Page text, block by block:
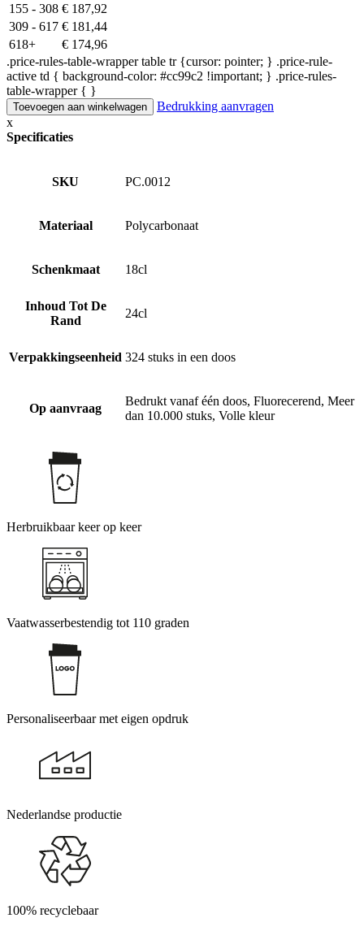
155 - 308 € 187,92
309 - 617 € 181,44
618+
€ 174,96
.price-rules-table-wrapper table tr {cursor: pointer; } .price-rule-
active td { background-color: #cc99c2 !important; } .price-rules-
table-wrapper { }
Toevoegen aan winkelwagen
Bedrukking aanvragen
x
Specificaties
SKU PC.0012
Materiaal Polycarbonaat
Schenkmaat 18cl
Inhoud Tot De
Rand
24cl
Verpakkingseenheid 324 stuks in een doos
Op aanvraag
Bedrukt vanaf één doos, Fluorecerend, Meer
dan 10.000 stuks, Volle kleur
Herbruikbaar keer op keer
Vaatwasserbestendig tot 110 graden
Personaliseerbaar met eigen opdruk
Nederlandse productie
100% recyclebaar